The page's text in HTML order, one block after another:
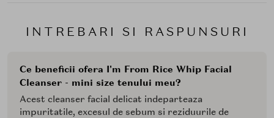
INTREBARI SI RASPUNSURI
Ce beneficii ofera I'm From Rice Whip Facial
Cleanser - mini size tenului meu?
Acest cleanser facial delicat indeparteaza
impuritatile, excesul de sebum si reziduurile de